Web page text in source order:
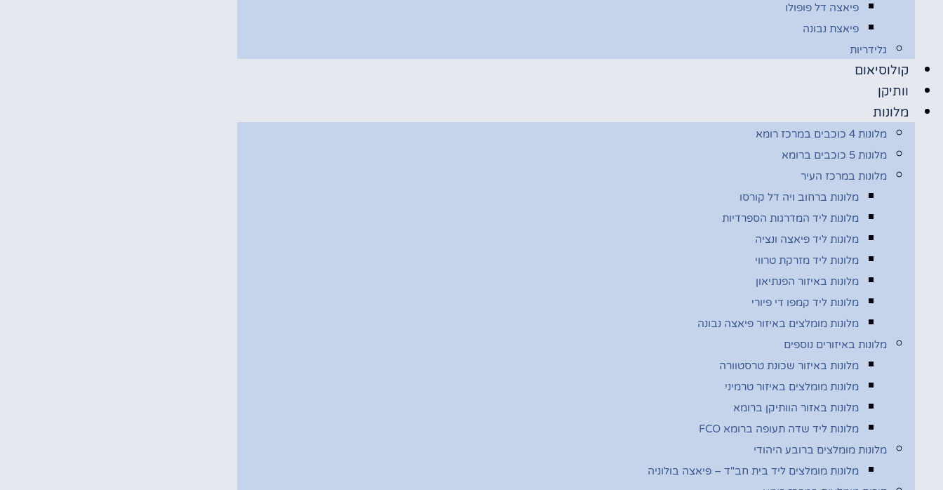
פיאצה דל פופולו
פיאצת נבונה
גלידריות
קולוסיאום
וותיקן
מלונות
מלונות 4 כוכבים במרכז רומא
מלונות 5 כוכבים ברומא
מלונות במרכז העיר
מלונות ברחוב ויה דל קורסו
מלונות ליד המדרגות הספרדיות
מלונות ליד פיאצה ונציה
מלונות ליד מזרקת טרווי
מלונות באיזור הפנתיאון
מלונות ליד קמפו די פיורי
מלונות מומלצים באיזור פיאצה נבונה
מלונות באיזורים נוספים
מלונות באיזור שכונת טרסטוורה
מלונות מומלצים באיזור טרמיני
מלונות באזור הוותיקן ברומא
מלונות ליד שדה תעופה ברומא FCO
מלונות מומלצים ברובע היהודי
מלונות מומלצים ליד בית חב"ד – פיאצה בולוניה